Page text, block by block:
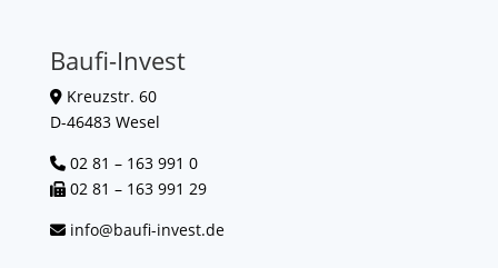
Baufi-Invest
Kreuzstr. 60
D-46483 Wesel
02 81 – 163 991 0
02 81 – 163 991 29
info@baufi-invest.de